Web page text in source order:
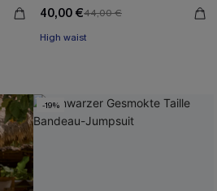
40,00 €44,00 €
High waist
-19%